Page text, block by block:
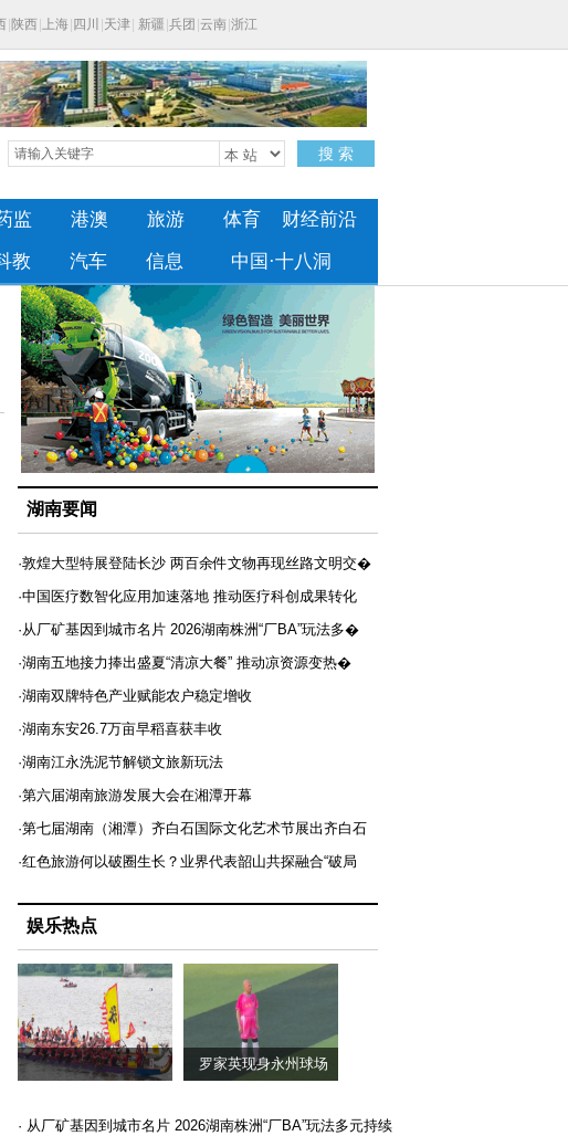
湖南要闻
·敦煌大型特展登陆长沙 两百余件文物再现丝路文明交�
·中国医疗数智化应用加速落地 推动医疗科创成果转化
·从厂矿基因到城市名片 2026湖南株洲“厂BA”玩法多�
·湖南五地接力捧出盛夏“清凉大餐” 推动凉资源变热�
·湖南双牌特色产业赋能农户稳定增收
·湖南东安26.7万亩早稻喜获丰收
·湖南江永洗泥节解锁文旅新玩法
·第六届湖南旅游发展大会在湘潭开幕
·第七届湖南（湘潭）齐白石国际文化艺术节展出齐白石
·红色旅游何以破圈生长？业界代表韶山共探融合“破局
娱乐热点
罗家英现身永州球场
· 从厂矿基因到城市名片 2026湖南株洲“厂BA”玩法多元持续